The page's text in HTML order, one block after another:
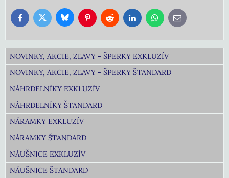
FacebookTwitter BlueskyPinterestReddit LinkedInWhatsApp
E-
mail
NOVINKY, AKCIE, ZĽAVY - ŠPERKY EXKLUZÍV
NOVINKY, AKCIE, ZĽAVY - ŠPERKY ŠTANDARD
NÁHRDELNÍKY EXKLUZÍV
NÁHRDELNÍKY ŠTANDARD
NÁRAMKY EXKLUZÍV
NÁRAMKY ŠTANDARD
NÁUŠNICE EXKLUZÍV
NÁUŠNICE ŠTANDARD